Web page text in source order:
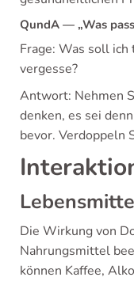
QundA — „Was
Frage: Was soll
vergesse?
Antwort: Nehmen
denken, es sei
bevor. Verdoppeln
Die Wirkung von
Nahrungsmittel
können Kaffee,